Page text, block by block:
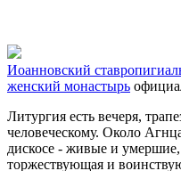
Иоанновский
женский монастырь
Литургия есть вечеря,
человеческому. Около
дискосе - живые и
торжествующая и